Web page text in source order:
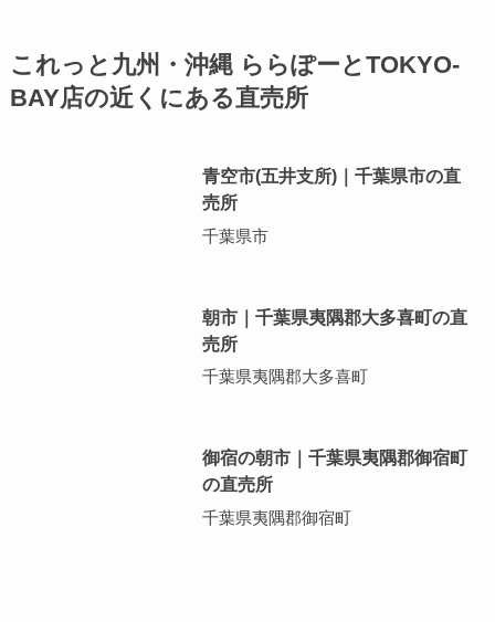
これっと九州・沖縄 ららぽーとTOKYO-
BAY店の近くにある直売所
青空市(五井支所)｜千葉県市の直
売所
千葉県市
朝市｜千葉県夷隅郡大多喜町の直
売所
千葉県夷隅郡大多喜町
御宿の朝市｜千葉県夷隅郡御宿町
の直売所
千葉県夷隅郡御宿町